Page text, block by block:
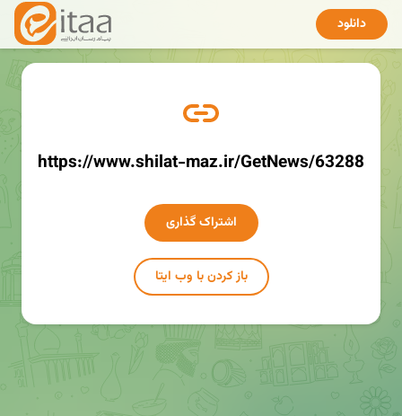
دانلود
https://www.shilat-maz.ir/GetNews/63288
اشتراک گذاری
باز کردن با وب ایتا